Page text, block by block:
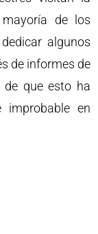
de los
algunos
de informes de
de que esto ha
improbable en